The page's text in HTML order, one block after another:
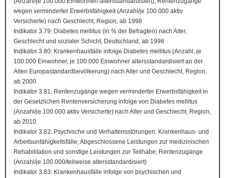
wegen verminderter Erwerbsfähigkeit (Anzahl/je 100.000 aktiv
Versicherte) nach Geschlecht, Region, ab 1998
Indikator 3.79: Diabetes mellitus (in % der Befragten) nach Alter,
Geschlecht und sozialer Schicht, Deutschland, ab 1998
Indikator 3.80: Krankenhausfälle infolge Diabetes mellitus (Anzahl, je
100.000 Einwohner, je 100.000 Einwohner altersstandardisiert an der
Alten Europastandardbevölkerung) nach Alter und Geschlecht, Region,
ab 2000
Indikator 3.81: Rentenzugänge wegen verminderter Erwerbsfähigkeit in
der Gesetzlichen Rentenversicherung infolge von Diabetes mellitus
(Anzahl/je 100.000 aktiv Versicherte) nach Alter und Geschlecht, Region,
ab 2010
Indikator 3.82: Psychische und Verhaltensstörungen: Krankenhaus- und
Arbeitsunfähigkeitsfälle; Abgeschlossene Leistungen zur medizinischen
Rehabilitation und sonstige Leistungen zur Teilhabe; Rentenzugänge
(Anzahl/je 100.000/teilweise altersstandardisiert)
Indikator 3.83: Krankenhausfälle infolge von psychischen und